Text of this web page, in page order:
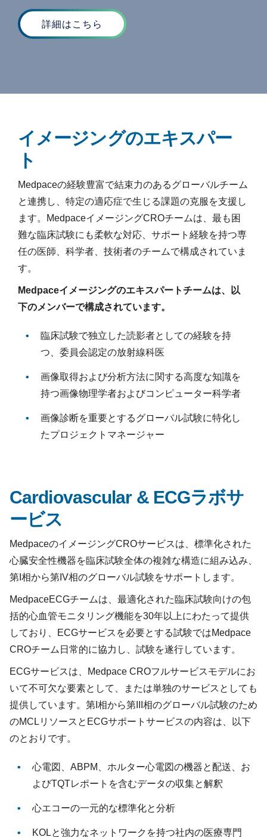
イメージングのエキスパー
ト
Medpaceの経験豊富で結束力のあるグローバルチーム
と連携し、特定の適応症で生じる課題の克服を支援し
ます。MedpaceイメージングCROチームは、最も困
難な臨床試験にも柔軟な対応、サポート経験を持つ専
任の医師、科学者、技術者のチームで構成されていま
す。
Medpaceイメージングのエキスパートチームは、以
下のメンバーで構成されています。
臨床試験で独立した読影者としての経験を持
つ、委員会認定の放射線科医
画像取得および分析方法に関する高度な知識を
持つ画像物理学者およびコンピューター科学者
画像診断を重要とするグローバル試験に特化し
たプロジェクトマネージャー
詳細はこちら
Cardiovascular & ECGラボサ
ービス
MedpaceのイメージングCROサービスは、標準化された
心臓安全性機器を臨床試験全体の複雑な構造に組み込み、
第I相から第IV相のグローバル試験をサポートします。
MedpaceECGチームは、最適化された臨床試験向けの包
括的心血管モニタリング機能を30年以上にわたって提供
しており、ECGサービスを必要とする試験ではMedpace
CROチーム日常的に協力し、試験を遂行しています。
ECGサービスは、Medpace CROフルサービスモデルにお
いて不可欠な要素として、または単独のサービスとしても
提供しています。第I相から第III相のグローバル試験のため
のMCLリソースとECGサポートサービスの内容は、以下
のとおりです。
心電図、ABPM、ホルター心電図の機器と配送、お
よびTQTレポートを含むデータの収集と解釈
心エコーの一元的な標準化と分析
KOLと強力なネットワークを持つ社内の医療専門